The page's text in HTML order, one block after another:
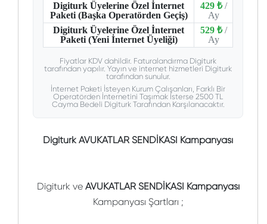
Digiturk Üyelerine Özel İnternet
Paketi (Başka Operatörden Geçiş)
429 ₺ /
Ay
Digiturk Üyelerine Özel İnternet
Paketi (Yeni İnternet Üyeliği)
529 ₺ /
Ay
Fiyatlar KDV dahildir. Faturalandırma Digiturk
tarafından yapılır. Yayın ve internet hizmetleri Digiturk
tarafından sunulur.
İnternet Paketi İsteyen Kurum Çalışanları, Farklı Bir
Operatörden İnternetini Taşımak İsterse 2500 TL
Cayma Bedeli Digiturk Tarafından Karşılanacaktır.
Digiturk AVUKATLAR SENDİKASI Kampanyası
Digiturk ve AVUKATLAR SENDİKASI Kampanyası
Kampanyası Şartları ;